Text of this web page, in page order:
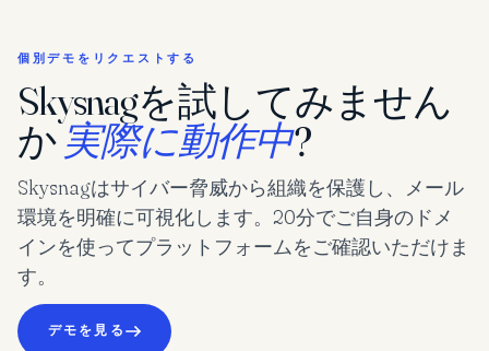
個別デモをリクエストする
Skysnagを試してみません
か実際に動作中?
Skysnagはサイバー脅威から組織を保護し、メール
環境を明確に可視化します。20分でご自身のドメ
インを使ってプラットフォームをご確認いただけま
す。
デモを見る